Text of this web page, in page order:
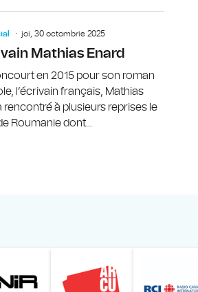
joi, 30 octombrie 2025
Mathias Enard
en 2015 pour son roman
l’écrivain français, Mathias
rencontré à plusieurs reprises le
Roumanie dont...